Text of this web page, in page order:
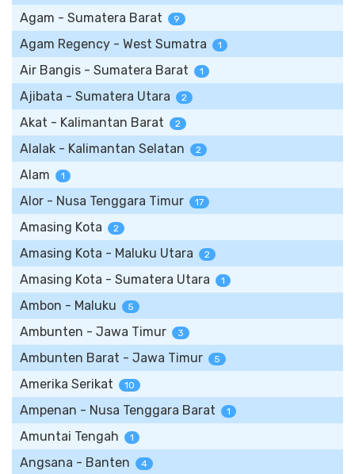
Agam - Sumatera Barat 9
Agam Regency - West Sumatra 1
Air Bangis - Sumatera Barat 1
Ajibata - Sumatera Utara 2
Akat - Kalimantan Barat 2
Alalak - Kalimantan Selatan 2
Alam 1
Alor - Nusa Tenggara Timur 17
Amasing Kota 2
Amasing Kota - Maluku Utara 2
Amasing Kota - Sumatera Utara 1
Ambon - Maluku 5
Ambunten - Jawa Timur 3
Ambunten Barat - Jawa Timur 5
Amerika Serikat 10
Ampenan - Nusa Tenggara Barat 1
Amuntai Tengah 1
Angsana - Banten 4